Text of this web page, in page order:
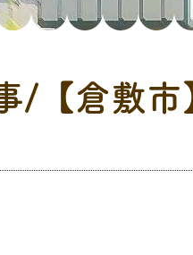
/【倉敷